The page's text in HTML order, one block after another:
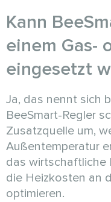
Kann
einem Gas-
eingesetzt
Ja, das nennt sich
BeeSmart-Regler
Zusatzquelle um,
Außentemperatur
das wirtschaftliche
die Heizkosten an
optimieren.